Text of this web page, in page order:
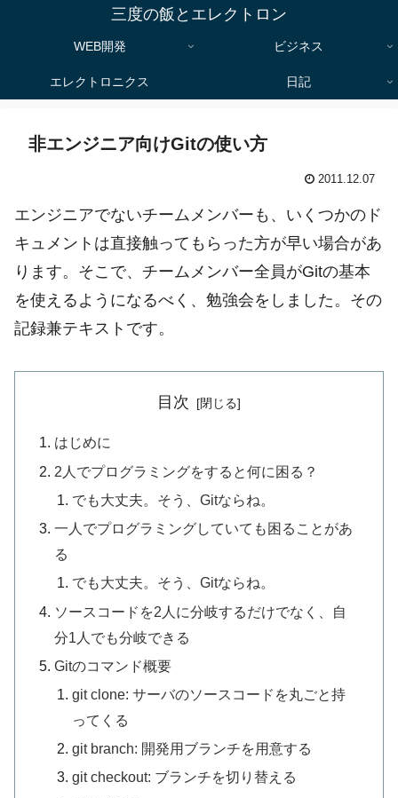
三度の飯とエレクトロン
WEB開発 ビジネス
エレクトロニクス 日記
非エンジニア向けGitの使い方
2011.12.07
エンジニアでないチームメンバーも、いくつかのド
キュメントは直接触ってもらった方が早い場合があ
ります。そこで、チームメンバー全員がGitの基本
を使えるようになるべく、勉強会をしました。その
記録兼テキストです。
目次
はじめに
2人でプログラミングをすると何に困る？
でも大丈夫。そう、Gitならね。
一人でプログラミングしていても困ることがあ
る
でも大丈夫。そう、Gitならね。
ソースコードを2人に分岐するだけでなく、自
分1人でも分岐できる
Gitのコマンド概要
git clone: サーバのソースコードを丸ごと持
ってくる
git branch: 開発用ブランチを用意する
git checkout: ブランチを切り替える